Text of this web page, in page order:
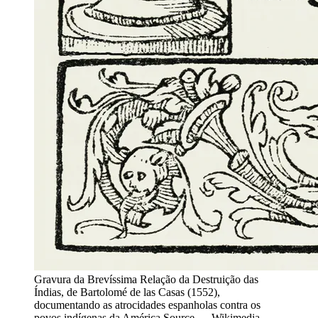
Gravura da Brevíssima Relação da Destruição das
Índias, de Bartolomé de las Casas (1552),
documentando as atrocidades espanholas contra os